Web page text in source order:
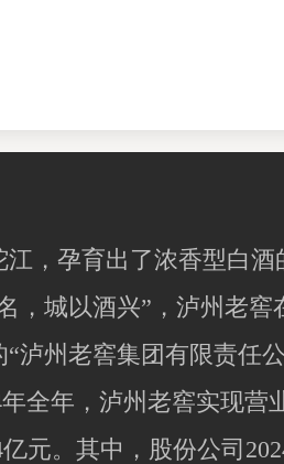
江，孕育出了浓香型白
，城以酒兴”，泸州老窖
泸州老窖集团有限责任
全年，泸州老窖实现营
元。其中，股份公司